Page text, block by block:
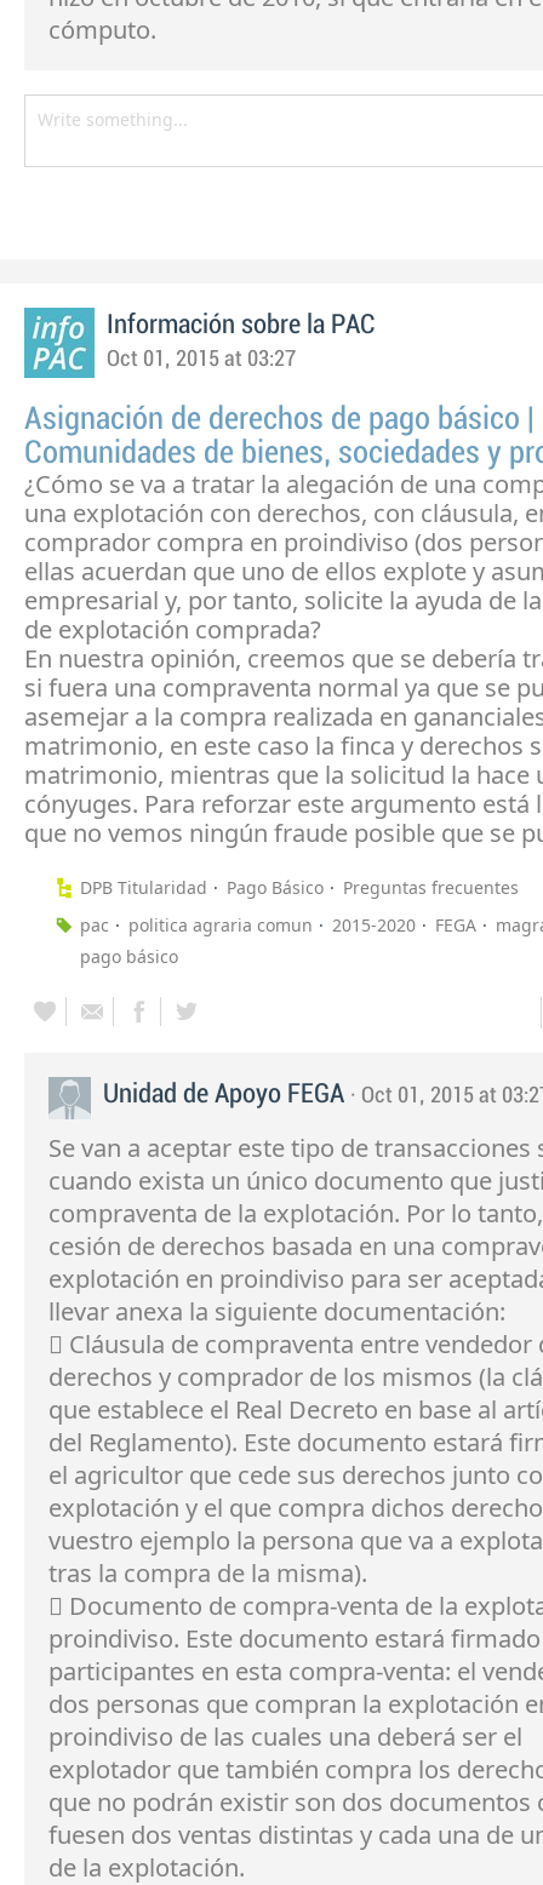
cómputo.
Información sobre la PAC
Oct 01, 2015 at 03:27
Asignación de derechos de pago básico |
Comunidades de bienes, sociedades y
¿Cómo se va a tratar la alegación de una
una explotación con derechos, con cláusula,
comprador compra en proindiviso (dos
ellas acuerdan que uno de ellos explote y
empresarial y, por tanto, solicite la ayuda de
de explotación comprada?
En nuestra opinión, creemos que se debería
si fuera una compraventa normal ya que se
asemejar a la compra realizada en
matrimonio, en este caso la finca y derechos
matrimonio, mientras que la solicitud la hace
cónyuges. Para reforzar este argumento está
que no vemos ningún fraude posible que se
DPB Titularidad Pago Básico
Preguntas frecuentes
pac
politica agraria comun 2015-2020 FEGA
pago básico
Unidad de Apoyo FEGA · Oct 01, 2015 at
Se van a aceptar este tipo de transacciones
cuando exista un único documento que
compraventa de la explotación. Por lo
cesión de derechos basada en una
explotación en proindiviso para ser
llevar anexa la siguiente documentación:
 Cláusula de compraventa entre vendedor
derechos y comprador de los mismos (la
que establece el Real Decreto en base al
del Reglamento). Este documento estará
el agricultor que cede sus derechos junto
explotación y el que compra dichos
vuestro ejemplo la persona que va a
tras la compra de la misma).
 Documento de compra-venta de la
proindiviso. Este documento estará
participantes en esta compra-venta: el
dos personas que compran la explotación
proindiviso de las cuales una deberá ser el
explotador que también compra los
que no podrán existir son dos documentos
fuesen dos ventas distintas y cada una de
de la explotación.